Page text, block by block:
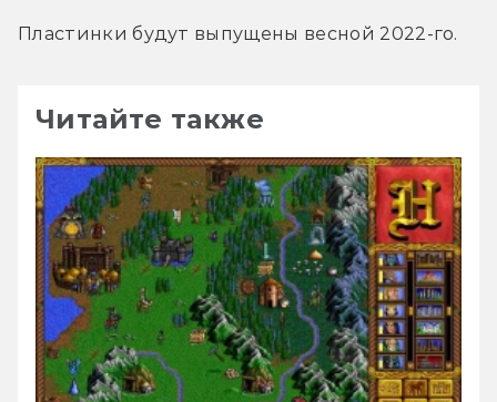
Пластинки будут выпущены весной 2022-го.
Читайте также